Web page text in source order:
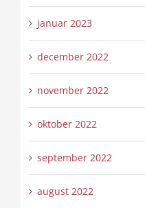
januar 2023
december 2022
november 2022
oktober 2022
september 2022
august 2022